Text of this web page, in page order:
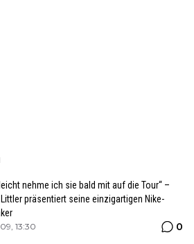
nehme ich sie bald mit auf die Tour“ –
Littler präsentiert seine einzigartigen Nike-
13:30 0